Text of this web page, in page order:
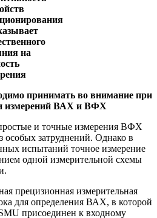
на
принимать во внимание при
измерений ВАХ и ВФХ
и точные измерения ВФХ
затруднений. Однако в
испытаний точное измерение
одной измерительной схемы
прецизионная измерительная
для определения ВАХ, в которой
присоединен к входному